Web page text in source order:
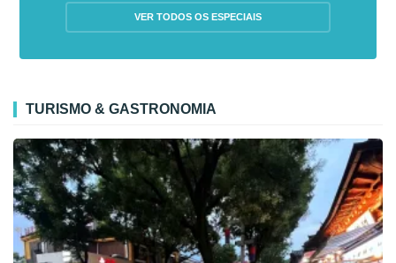
VER TODOS OS ESPECIAIS
TURISMO & GASTRONOMIA